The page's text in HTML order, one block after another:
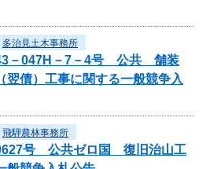
多治見土木事務所
43－047H－7－4号 公共 舗装
翌債）工事に関する一般競争入
飛騨農林事務所
0627号 公共ゼロ国 復旧治山工